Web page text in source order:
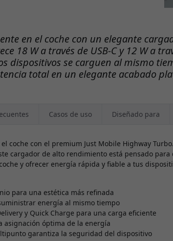
en el coche con un elegante
18 W a través de USB-C y 12 W a
dispositivos se carguen al mismo
total en un elegante acabado
Casos de uso Diseñado para
coche con el premium Just Mobile Highway
cargador de alto rendimiento está pensado para
y ofrecer energía rápida y fiable a tus
para una estética más refinada
energía al mismo tiempo
y Quick Charge para una carga eficiente
asignación óptima de la energía
garantiza la seguridad del dispositivo